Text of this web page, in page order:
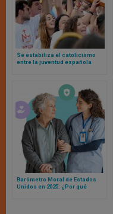
Se estabiliza el catolicismo
entre la juventud española
Barómetro Moral de Estados
Unidos en 2025: ¿Por qué